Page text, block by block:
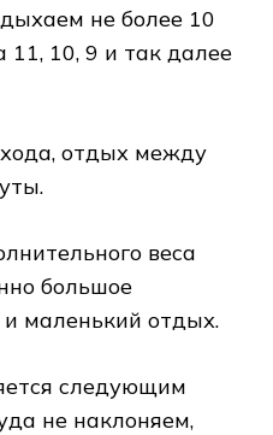
не более 10
11, 10, 9 и так далее
отдых между
веса
большое
и маленький отдых.
следующим
не наклоняем,